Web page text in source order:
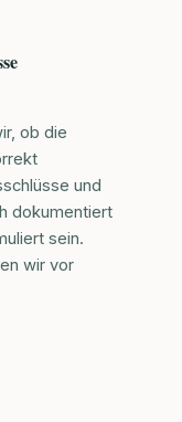
ob die
und
dokumentiert
sein.
wir vor